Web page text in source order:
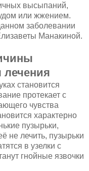
высыпаний,
или жжением.
заболевании
Манакиной.
лечения
становится
протекает с
чувства
характерно
пузырьки,
не лечить, пузырьки
в узелки с
гнойные язвочки